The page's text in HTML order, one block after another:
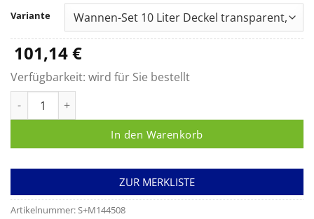
bis
166,25 €
Variante
101,14€
Verfügbarkeit: wird für Sie bestellt
In den Warenkorb
ZUR MERKLISTE
Artikelnummer:S+M144508